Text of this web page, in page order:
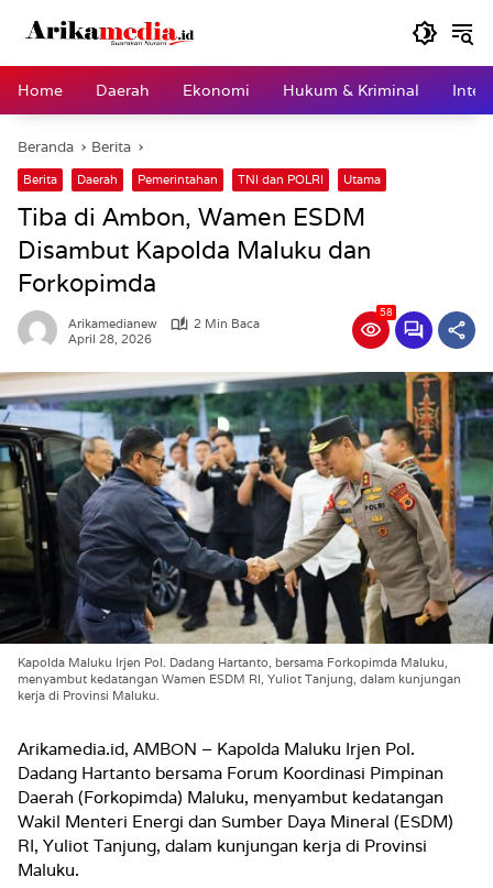
Home
Daerah Ekonomi Hukum & Kriminal
Beranda Berita
Berita Daerah Pemerintahan TNI dan POLRI Utama
Tiba di Ambon, Wamen ESDM
Disambut Kapolda Maluku dan
Forkopimda
Arikamedianew
2 Min Baca
April 28, 2026
58
Kapolda Maluku Irjen Pol. Dadang Hartanto, bersama Forkopimda Maluku,
menyambut kedatangan Wamen ESDM RI, Yuliot Tanjung, dalam kunjungan
kerja di Provinsi Maluku.
Arikamedia.id, AMBON – Kapolda Maluku Irjen Pol.
Dadang Hartanto bersama Forum Koordinasi Pimpinan
Daerah (Forkopimda) Maluku, menyambut kedatangan
Wakil Menteri Energi dan Sumber Daya Mineral (ESDM)
RI, Yuliot Tanjung, dalam kunjungan kerja di Provinsi
Maluku.